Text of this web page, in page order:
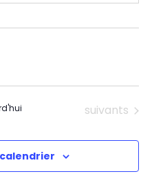
Évènements
suivants